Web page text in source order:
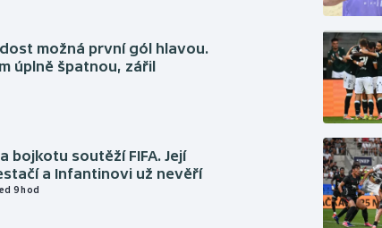
možná první gól hlavou.
úplně špatnou, zářil
bojkotu soutěží FIFA. Její
a Infantinovi už nevěří
9 hod